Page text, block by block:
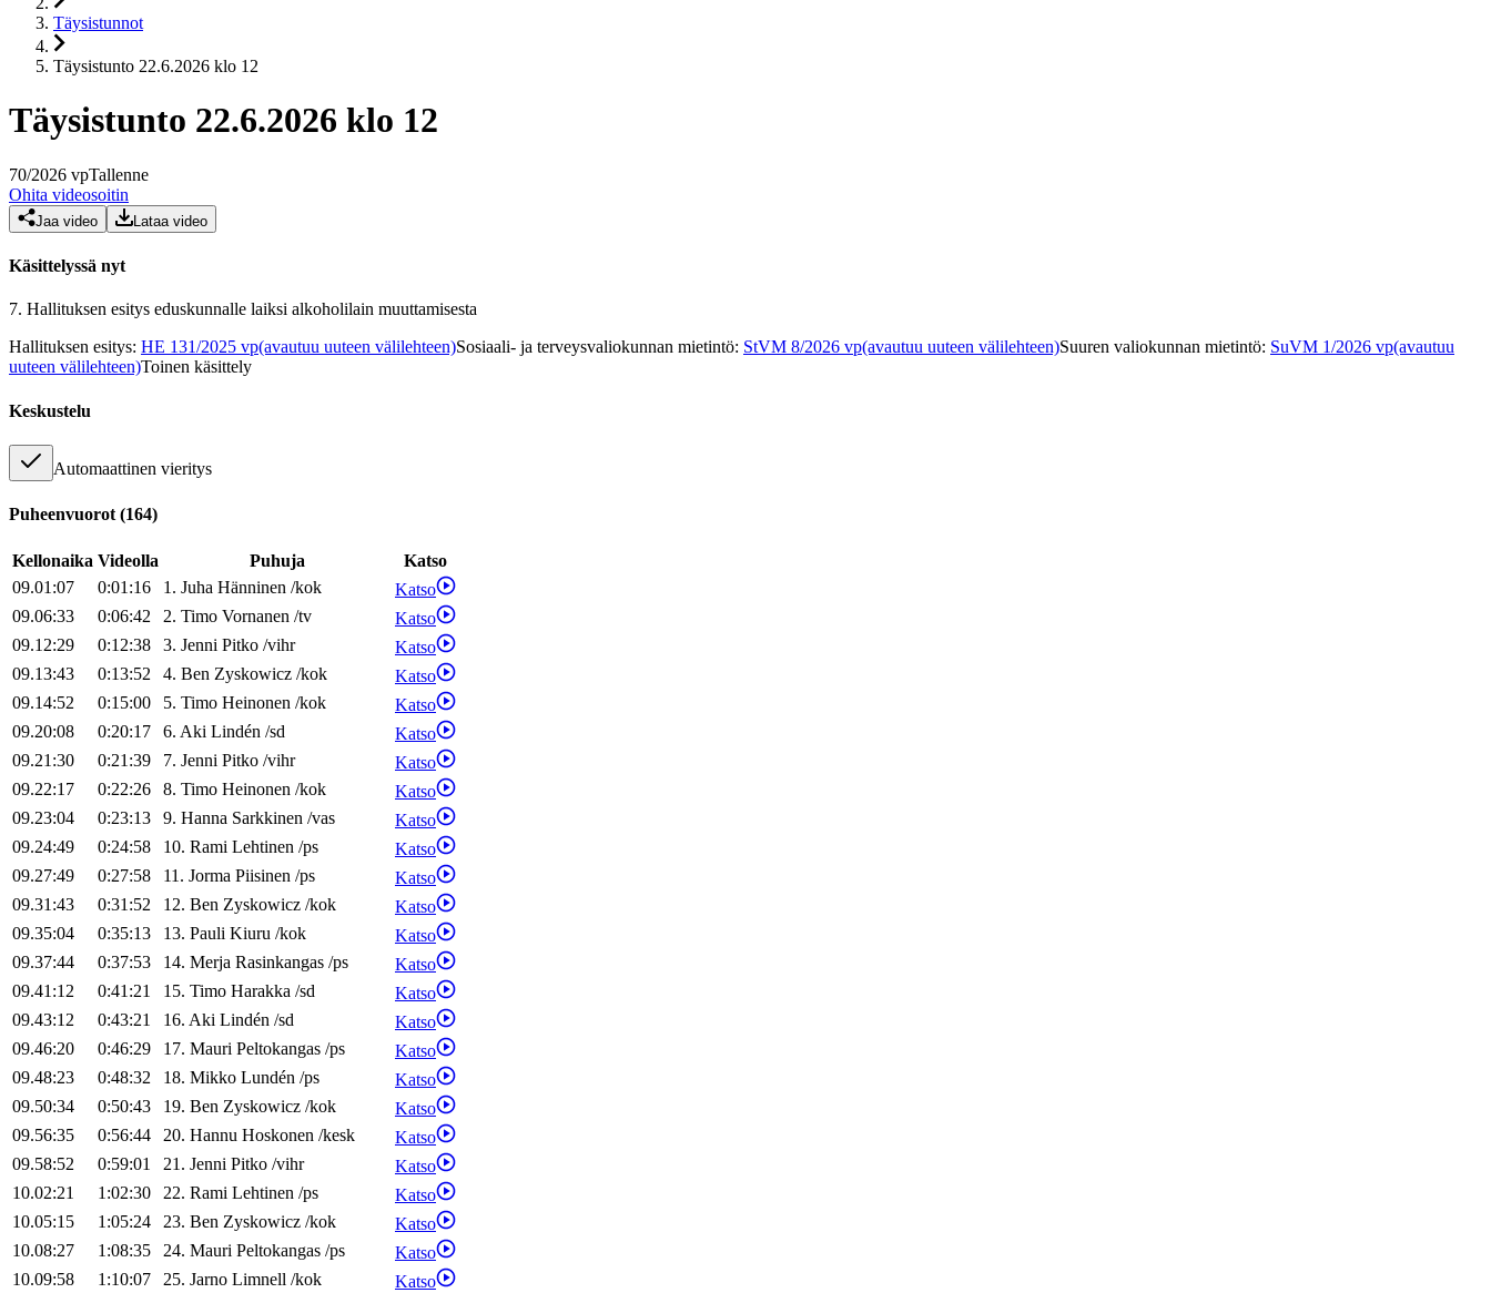
Täysistunnot
Täysistunto 22.6.2026 klo 12
Täysistunto 22.6.2026 klo 12
70/2026 vpTallenne
Ohita videosoitin
Jaa video Lataa video
Käsittelyssä nyt
7. Hallituksen esitys eduskunnalle laiksi alkoholilain muuttamisesta
Hallituksen esitys: HE 131/2025 vp(avautuu uuteen välilehteen)Sosiaali- ja terveysvaliokunnan mietintö: StVM 8/2026 vp(avautuu uuteen välilehteen)Suuren valiokunnan mietintö: SuVM 1/2026 vp(avautuu
uuteen välilehteen)Toinen käsittely
Keskustelu
Automaattinen vieritys
Puheenvuorot (164)
Kellonaika Videolla Puhuja
Katso
09.01:07
0:01:16 1. Juha Hänninen /kok
Katso
09.06:33
0:06:42 2. Timo Vornanen /tv
Katso
09.12:29
0:12:38 3. Jenni Pitko /vihr
Katso
09.13:43
0:13:52 4. Ben Zyskowicz /kok
Katso
09.14:52
0:15:00 5. Timo Heinonen /kok
Katso
09.20:08
0:20:17 6. Aki Lindén /sd
Katso
09.21:30
0:21:39 7. Jenni Pitko /vihr
Katso
09.22:17
0:22:26 8. Timo Heinonen /kok
Katso
09.23:04
0:23:13 9. Hanna Sarkkinen /vas
Katso
09.24:49
0:24:58 10. Rami Lehtinen /ps
Katso
09.27:49
0:27:58 11. Jorma Piisinen /ps
Katso
09.31:43
0:31:52 12. Ben Zyskowicz /kok
Katso
09.35:04
0:35:13 13. Pauli Kiuru /kok
Katso
09.37:44
0:37:53 14. Merja Rasinkangas /ps
Katso
09.41:12
0:41:21 15. Timo Harakka /sd
Katso
09.43:12
0:43:21 16. Aki Lindén /sd
Katso
09.46:20
0:46:29 17. Mauri Peltokangas /ps
Katso
09.48:23
0:48:32 18. Mikko Lundén /ps
Katso
09.50:34
0:50:43 19. Ben Zyskowicz /kok
Katso
09.56:35
0:56:44 20. Hannu Hoskonen /kesk
Katso
09.58:52
0:59:01 21. Jenni Pitko /vihr
Katso
10.02:21
1:02:30 22. Rami Lehtinen /ps
Katso
10.05:15
1:05:24 23. Ben Zyskowicz /kok
Katso
10.08:27
1:08:35 24. Mauri Peltokangas /ps
Katso
10.09:58
1:10:07 25. Jarno Limnell /kok
Katso